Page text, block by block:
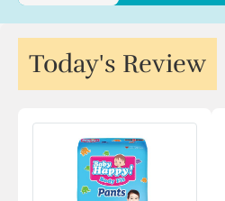
Today's Review